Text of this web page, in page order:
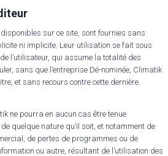
sur ce site, sont fournies sans
ni implicite. Leur utilisation se fait sous
l’utilisateur, qui assume la totalité des
sans que l’entreprise Dé-nominée, Climatik
et sans recours contre cette dernière.
ne pourra en aucun cas être tenue
quelque nature qu’il soit, et notamment de
de pertes de programmes ou de
ou autre, résultant de l’utilisation des